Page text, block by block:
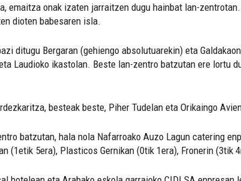
emaitza onak izaten jarraitzen dugu hainbat lan-
dioten babesaren isla.
ditugu Bergaran (gehiengo absolutuarekin) eta
Laudioko ikastolan. Beste lan-zentro batzutan ere lortu
besteak beste, Piher Tudelan eta Orikaingo
batzutan, hala nola Nafarroako Auzo Lagun catering
(1etik 5era), Plasticos Gernikan (0tik 1era), Fronerin (3tik